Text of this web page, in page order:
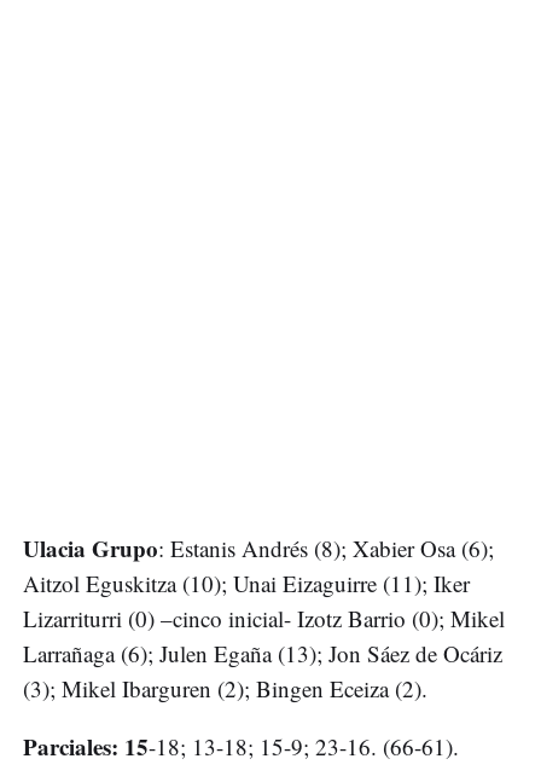
Ulacia Grupo: Estanis Andrés (8); Xabier Osa (6);
Aitzol Eguskitza (10); Unai Eizaguirre (11); Iker
Lizarriturri (0) –cinco inicial- Izotz Barrio (0); Mikel
Larrañaga (6); Julen Egaña (13); Jon Sáez de Ocáriz
(3); Mikel Ibarguren (2); Bingen Eceiza (2).
Parciales: 15-18; 13-18; 15-9; 23-16. (66-61).